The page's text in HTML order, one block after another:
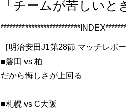
「チームが苦しいと
［明治安田J1第28節 マッチレポー
■磐田 vs 柏
だから悔しさが上回る
■札幌 vs C大阪